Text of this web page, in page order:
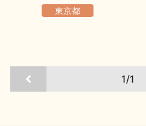
東京都
1/1